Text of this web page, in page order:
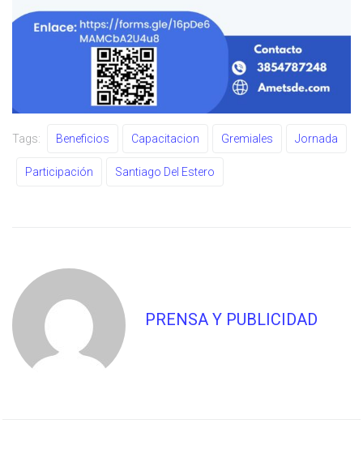
Tags: Beneficios Capacitacion Gremiales Jornada
Participación Santiago Del Estero
PRENSA Y PUBLICIDAD